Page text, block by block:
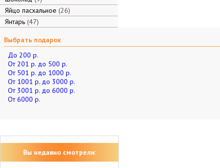
Яйцо пасхальное 26
Янтарь 47
Выбрать подарок
До 200 р.
От 201 р. до 500 р.
От 501 р. до 1000 р.
От 1001 р. до 3000 р.
От 3001 р. до 6000 р.
От 6000 р.
Вы недавно смотрели: